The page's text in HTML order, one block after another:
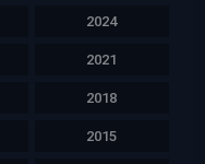
2024
2021
2018
2015